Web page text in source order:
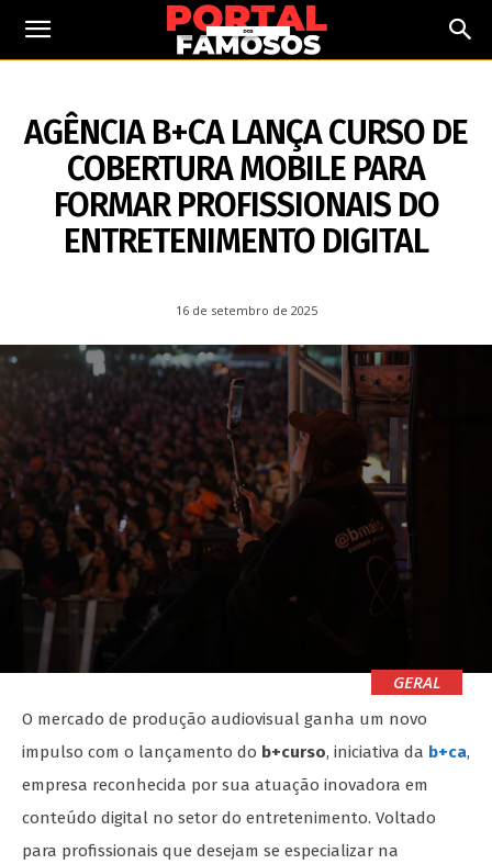
16 DE SETEMBRO DE 2025
AGÊNCIA B+CA LANÇA CURSO DE
COBERTURA MOBILE PARA
FORMAR PROFISSIONAIS DO
ENTRETENIMENTO DIGITAL
16 de setembro de 2025
GERAL
O mercado de produção audiovisual ganha um novo
impulso com o lançamento do b+curso, iniciativa da b+ca,
empresa reconhecida por sua atuação inovadora em
conteúdo digital no setor do entretenimento. Voltado
para profissionais que desejam se especializar na